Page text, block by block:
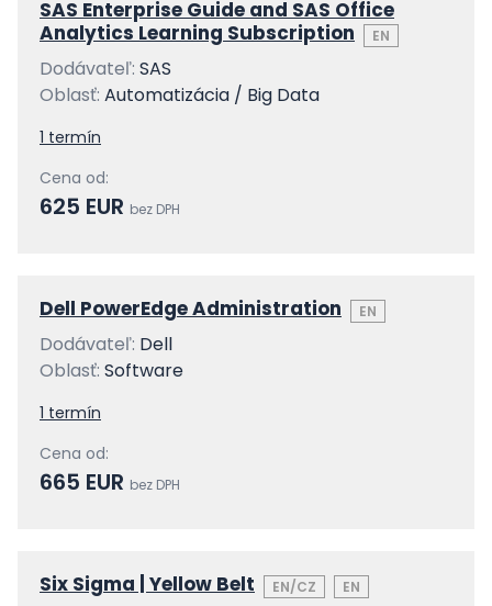
SAS Enterprise Guide and SAS Office
Analytics Learning Subscription
EN
Dodávateľ: SAS
Oblasť: Automatizácia / Big Data
1 termín
Cena od:
625 EUR bez DPH
Dell PowerEdge Administration EN
Dodávateľ: Dell
Oblasť: Software
1 termín
Cena od:
665 EUR bez DPH
Six Sigma | Yellow Belt EN/CZ EN